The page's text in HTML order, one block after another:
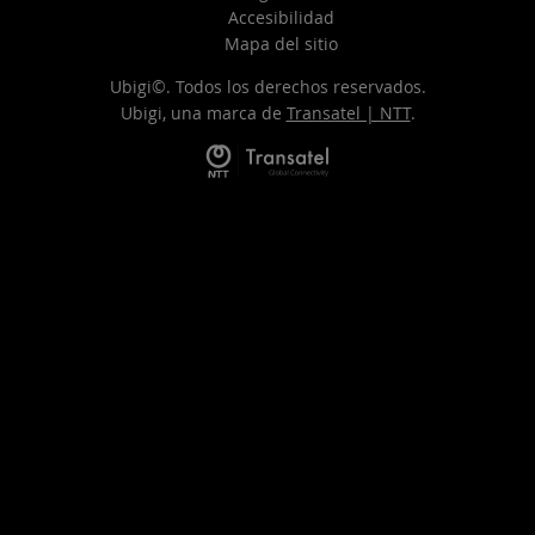
Accesibilidad
Mapa del sitio
Ubigi©. Todos los derechos reservados.
Ubigi, una marca de Transatel | NTT.